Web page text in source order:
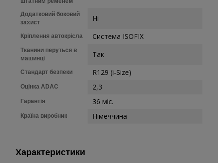
Додатковий боковий
захист
Ні
Кріплення автокрісла Система ISOFIX
Тканини перуться в
машинці
Так
Стандарт безпеки R129 (i-Size)
Оцінка ADAC 2,3
Гарантія 36 міс.
Країна виробник Німеччина
Характеристики